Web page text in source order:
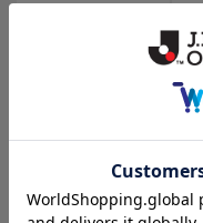
インフォメーション
Ｊリーグオンライン
利用規約
個人情報保護方針